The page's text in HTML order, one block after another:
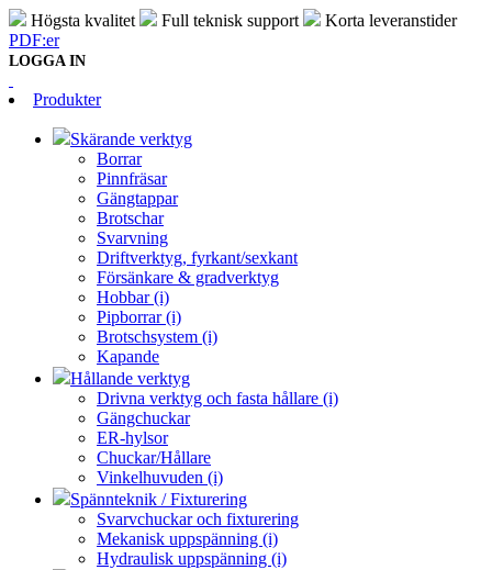
Högsta kvalitet Full teknisk support
Korta leveranstider
PDF:er
LOGGA IN
Produkter
Skärande verktyg
Borrar
Pinnfräsar
Gängtappar
Brotschar
Svarvning
Driftverktyg, fyrkant/sexkant
Försänkare & gradverktyg
Hobbar (i)
Pipborrar (i)
Brotschsystem (i)
Kapande
Hållande verktyg
Drivna verktyg och fasta hållare (i)
Gängchuckar
ER-hylsor
Chuckar/Hållare
Vinkelhuvuden (i)
Spännteknik / Fixturering
Svarvchuckar och fixturering
Mekanisk uppspänning (i)
Hydraulisk uppspänning (i)